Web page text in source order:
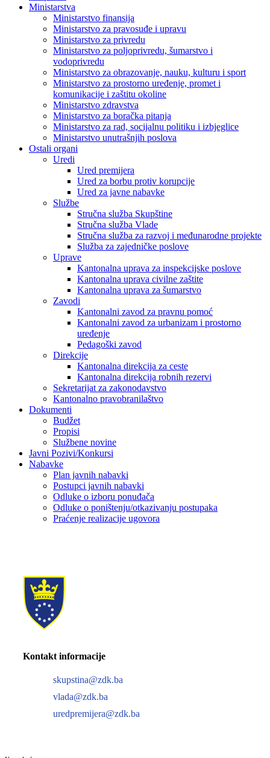
Ministarstva
Ministarstvo finansija
Ministarstvo za pravosuđe i upravu
Ministarstvo za privredu
Ministarstvo za poljoprivredu, šumarstvo i
vodoprivredu
Ministarstvo za obrazovanje, nauku, kulturu i sport
Ministarstvo za prostorno uređenje, promet i
komunikacije i zaštitu okoline
Ministarstvo zdravstva
Ministarstvo za boračka pitanja
Ministarstvo za rad, socijalnu politiku i izbjeglice
Ministarstvo unutrašnjih poslova
Ostali organi
Uredi
Ured premijera
Ured za borbu protiv korupcije
Ured za javne nabavke
Službe
Stručna služba Skupštine
Stručna služba Vlade
Stručna služba za razvoj i međunarodne projekte
Služba za zajedničke poslove
Uprave
Kantonalna uprava za inspekcijske poslove
Kantonalna uprava civilne zaštite
Kantonalna uprava za šumarstvo
Zavodi
Kantonalni zavod za pravnu pomoć
Kantonalni zavod za urbanizam i prostorno
uređenje
Pedagoški zavod
Direkcije
Kantonalna direkcija za ceste
Kantonalna direkcija robnih rezervi
Sekretarijat za zakonodavstvo
Kantonalno pravobranilaštvo
Dokumenti
Budžet
Propisi
Službene novine
Javni Pozivi/Konkursi
Nabavke
Plan javnih nabavki
Postupci javnih nabavki
Odluke o izboru ponuđača
Odluke o poništenju/otkazivanju postupaka
Praćenje realizacije ugovora
Kontakt informacije
skupstina@zdk.ba
vlada@zdk.ba
uredpremijera@zdk.ba